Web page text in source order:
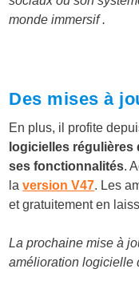
monde immersif .
Des mises à
En plus, il profite
logicielles
ses fonctionnalités.
laversion V47. Les
et gratuitement en
La prochaine mise à
amélioration logicielle